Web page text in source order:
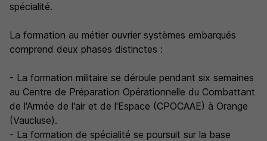
spécialité.
La formation au métier ouvrier systèmes embarqués
comprend deux phases distinctes :
- La formation militaire se déroule pendant six semaines
au Centre de Préparation Opérationnelle du Combattant
de l'Armée de l'air et de l'Espace (CPOCAAE) à Orange
(Vaucluse).
- La formation de spécialité se poursuit sur la base